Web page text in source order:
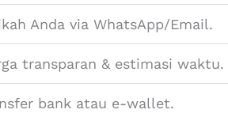
Anda via WhatsApp/Email.
transparan & estimasi waktu.
bank atau e-wallet.